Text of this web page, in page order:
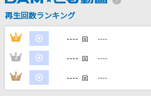
家族や友達と一緒に！練習にも！
再生回数ランキング
1 ---- 回 ----
2 ---- 回 ----
3 ---- 回 ----